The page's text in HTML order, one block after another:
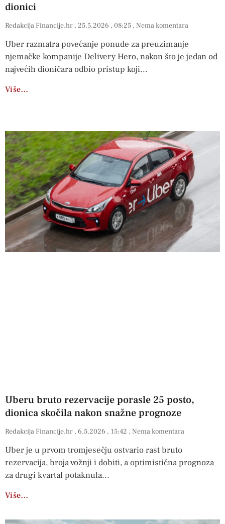
dionici
Redakcija Financije.hr 25.5.2026 08:25 Nema komentara
Uber razmatra povećanje ponude za preuzimanje
njemačke kompanije Delivery Hero, nakon što je jedan od
najvećih dioničara odbio pristup koji
Više…
Uberu bruto rezervacije porasle 25 posto,
dionica skočila nakon snažne prognoze
Redakcija Financije.hr 6.5.2026 15:42 Nema komentara
Uber je u prvom tromjesečju ostvario rast bruto
rezervacija, broja vožnji i dobiti, a optimistična prognoza
za drugi kvartal potaknula
Više…